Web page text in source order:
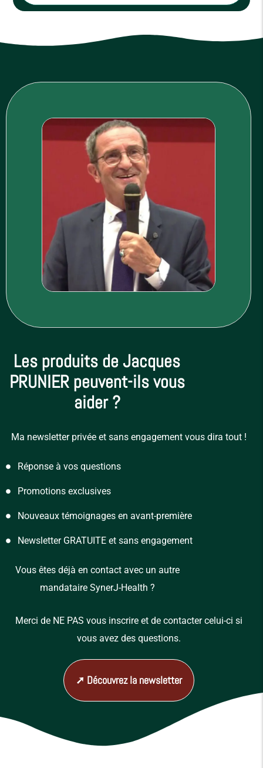
Les produits de Jacques
PRUNIER peuvent-ils vous
aider ?
Ma newsletter privée et sans engagement vous dira tout !
Réponse à vos questions
Promotions exclusives
Nouveaux témoignages en avant-première
Newsletter GRATUITE et sans engagement
Vous êtes déjà en contact avec un autre
mandataire SynerJ-Health ?
Merci de NE PAS vous inscrire et de contacter celui-ci si
vous avez des questions.
➚ Découvrez la newsletter